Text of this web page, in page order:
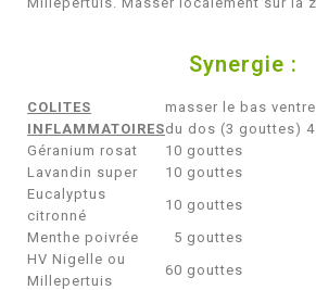
Synergie :
COLITES
INFLAMMATOIRES
masser le bas
du dos (3 gouttes)
Géranium rosat
10 gouttes
Lavandin super
10 gouttes
Eucalyptus
citronné
10 gouttes
Menthe poivrée
5 gouttes
HV Nigelle ou
Millepertuis
60 gouttes